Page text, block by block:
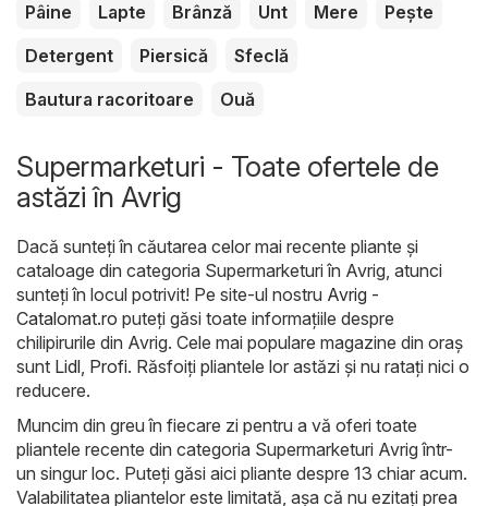
Pâine
Lapte Brânză Unt Mere
Pește
Detergent
Piersică
Sfeclă
Bautura racoritoare
Ouă
Supermarketuri - Toate ofertele de
astăzi în Avrig
Dacă sunteți în căutarea celor mai recente pliante și
cataloage din categoria Supermarketuri în Avrig, atunci
sunteți în locul potrivit! Pe site-ul nostru Avrig -
Catalomat.ro puteți găsi toate informațiile despre
chilipirurile din Avrig. Cele mai populare magazine din oraș
sunt Lidl, Profi. Răsfoiți pliantele lor astăzi și nu ratați nici o
reducere.
Muncim din greu în fiecare zi pentru a vă oferi toate
pliantele recente din categoria Supermarketuri Avrig într-
un singur loc. Puteți găsi aici pliante despre 13 chiar acum.
Valabilitatea pliantelor este limitată, așa că nu ezitați prea